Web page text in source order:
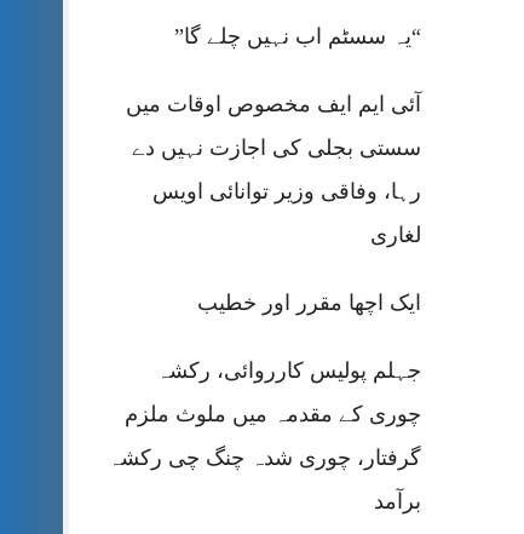
“یہ سسٹم اب نہیں چلے گا”
آئی ایم ایف مخصوص اوقات میں
سستی بجلی کی اجازت نہیں دے
رہا، وفاقی وزیر توانائی اویس
لغاری
ایک اچھا مقرر اور خطیب
جہلم پولیس کارروائی، رکشہ
چوری کے مقدمہ میں ملوث ملزم
گرفتار، چوری شدہ چنگ چی رکشہ
برآمد